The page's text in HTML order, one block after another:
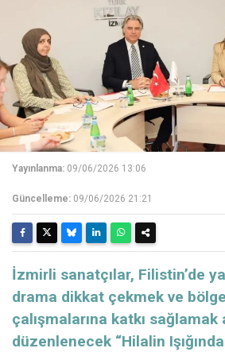
Yayınlanma: 09/06/2026 13:06
Güncelleme: 09/06/2026 21:21
İzmirli sanatçılar, Filistin’de
drama dikkat çekmek ve
çalışmalarına katkı sağlamak
düzenlenecek “Hilalin